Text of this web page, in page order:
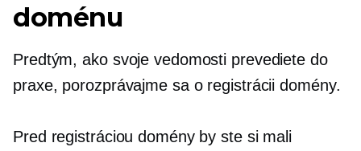
doménu
Predtým, ako svoje vedomosti prevediete do
praxe, porozprávajme sa o registrácii domény.
Pred registráciou domény by ste si mali